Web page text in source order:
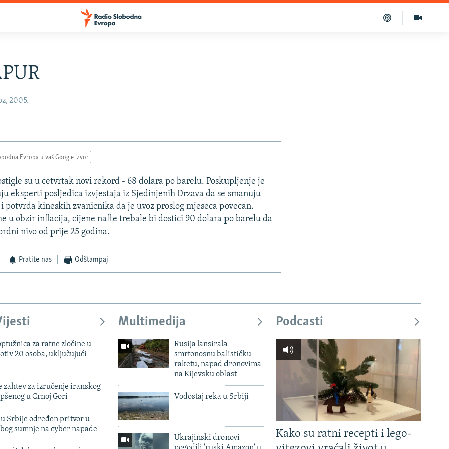
2005.
Evropa u vaš Google izvor
su u cetvrtak novi rekord - 68 dolara po barelu. Poskupljenje je
eksperti posljedica izvjestaja iz Sjedinjenih Drzava da se smanuju
potvrda kineskih zvanicnika da je uvoz proslog mjeseca povecan.
u obzir inflacija, cijene nafte trebale bi dostici 90 dolara po barelu da
nivo od prije 25 godina.
Pratite nas Odštampaj
za ratne zločine u
20 osoba, uključujući
zahtev za izručenje iranskog
u Crnoj Gori
Srbije određen pritvor u
sumnje na cyber napade
Multimedija
Rusija lansirala
smrtonosnu balističku
raketu, napad dronovima
na Kijevsku oblast
Vodostaj reka u Srbiji
Ukrajinski dronovi
Podcasti
Kako su ratni recepti i lego-